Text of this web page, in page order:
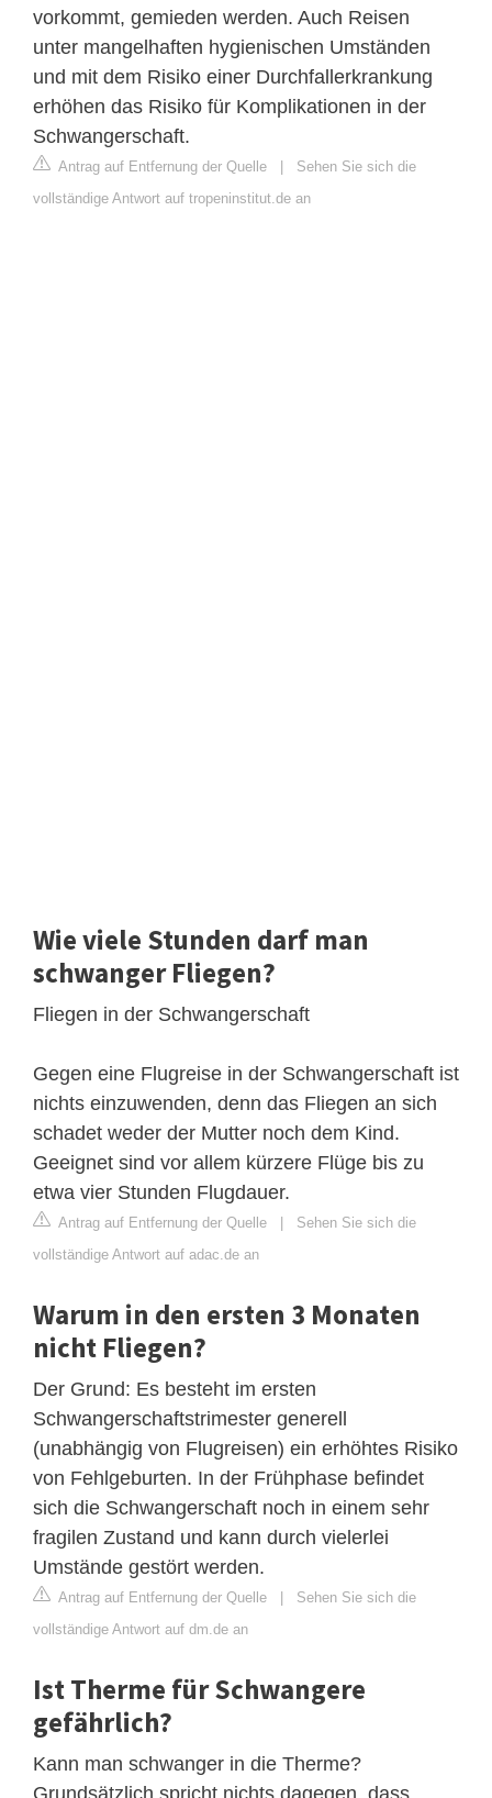
vorkommt, gemieden werden. Auch Reisen
unter mangelhaften hygienischen Umständen
und mit dem Risiko einer Durchfallerkrankung
erhöhen das Risiko für Komplikationen in der
Schwangerschaft.
Antrag auf Entfernung der Quelle | Sehen Sie sich die
vollständige Antwort auf tropeninstitut.de an
Wie viele Stunden darf man
schwanger Fliegen?
Fliegen in der Schwangerschaft
Gegen eine Flugreise in der Schwangerschaft ist
nichts einzuwenden, denn das Fliegen an sich
schadet weder der Mutter noch dem Kind.
Geeignet sind vor allem kürzere Flüge bis zu
etwa vier Stunden Flugdauer.
Antrag auf Entfernung der Quelle | Sehen Sie sich die
vollständige Antwort auf adac.de an
Warum in den ersten 3 Monaten
nicht Fliegen?
Der Grund: Es besteht im ersten
Schwangerschaftstrimester generell
(unabhängig von Flugreisen) ein erhöhtes Risiko
von Fehlgeburten. In der Frühphase befindet
sich die Schwangerschaft noch in einem sehr
fragilen Zustand und kann durch vielerlei
Umstände gestört werden.
Antrag auf Entfernung der Quelle | Sehen Sie sich die
vollständige Antwort auf dm.de an
Ist Therme für Schwangere
gefährlich?
Kann man schwanger in die Therme?
Grundsätzlich spricht nichts dagegen, dass